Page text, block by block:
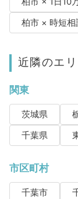
柏市 × 時短相
近隣のエ
関東
茨城県
千葉県
市区町村
千葉市